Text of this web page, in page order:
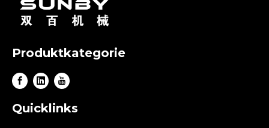
Produktkategorie
Quicklinks